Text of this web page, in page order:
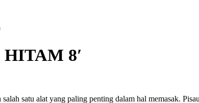
8′
satu alat yang paling penting dalam hal memasak.